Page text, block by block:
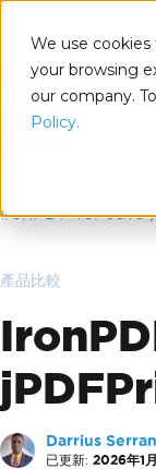
We use
your browsing
our company.
Policy.
Java
跳至頁尾內容
IronPDF for Java
產品比較
Darrius
已更新: 2026年1